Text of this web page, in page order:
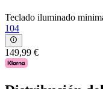
Teclado iluminado
104
149,99 €